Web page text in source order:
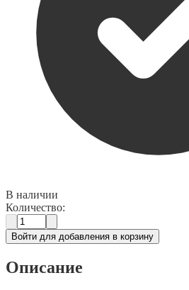
В наличии
Количество:
Войти для добавления в корзину
Описание